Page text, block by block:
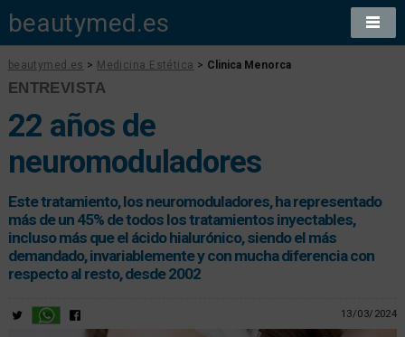
beautymed.es
beautymed.es > Medicina Estética > Clinica Menorca
ENTREVISTA
22 años de
neuromoduladores
Este tratamiento, los neuromoduladores, ha representado
más de un 45% de todos los tratamientos inyectables,
incluso más que el ácido hialurónico, siendo el más
demandado, invariablemente y con mucha diferencia con
respecto al resto, desde 2002
13/03/2024